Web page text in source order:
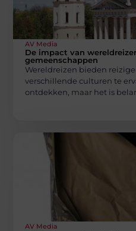
AV Media
De impact van
gemeenschappen
Wereldreizen bieden
verschillende culturen te
ontdekken, maar het is
AV Media